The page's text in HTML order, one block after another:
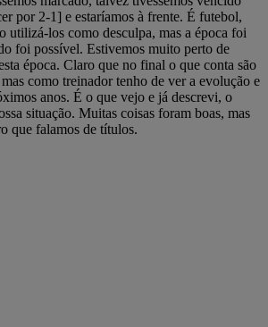
por 2-1] e estaríamos à frente. É futebol,
utilizá-los como desculpa, mas a época foi
foi possível. Estivemos muito perto de
época. Claro que no final o que conta são
como treinador tenho de ver a evolução e
anos. É o que vejo e já descrevi, o
situação. Muitas coisas foram boas, mas
que falamos de títulos.